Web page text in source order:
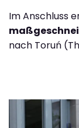
Im Anschluss
nach Toruń